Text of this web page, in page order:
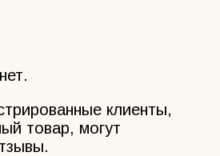
клиенты,
товар, могут